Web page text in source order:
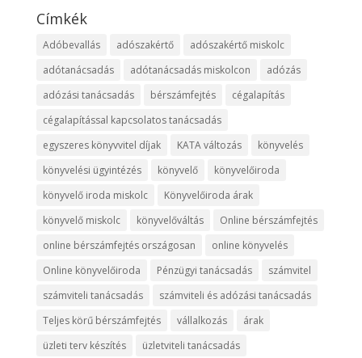
Címkék
Adóbevallás adószakértő
adószakértő miskolc
adótanácsadás
adótanácsadás miskolcon
adózás
adózási tanácsadás
bérszámfejtés
cégalapítás
cégalapítással kapcsolatos tanácsadás
egyszeres könyvvitel díjak
KATA változás
könyvelés
könyvelési ügyintézés
könyvelő
könyvelőiroda
könyvelő iroda miskolc
Könyvelőiroda árak
könyvelő miskolc
könyvelőváltás
Online bérszámfejtés
online bérszámfejtés országosan
online könyvelés
Online könyvelőiroda
Pénzügyi tanácsadás
számvitel
számviteli tanácsadás
számviteli és adózási tanácsadás
Teljes körű bérszámfejtés
vállalkozás
árak
üzleti terv készítés
üzletviteli tanácsadás